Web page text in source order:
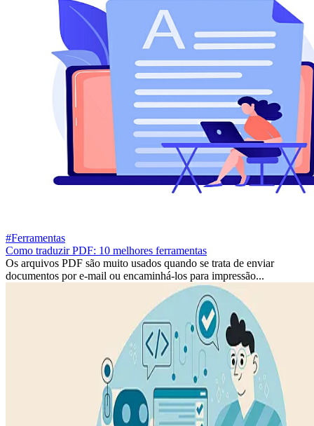
#Ferramentas
Como traduzir PDF: 10 melhores ferramentas
Os arquivos PDF são muito usados quando se trata de enviar
documentos por e-mail ou encaminhá-los para impressão...